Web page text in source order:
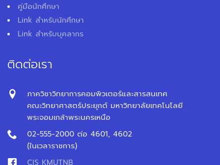
คู่มือนักศึกษา
Link สำหรับนักศึกษา
Link สำหรับบุคลากร
ติดต่อเรา
ภาควิชาวิทยาการคอมพิวเตอร์และสารสนเทศ
คณะวิทยาศาสตร์ประยุกต์ มหาวิทยาลัยเทคโนโลยี
พระจอมเกล้าพระนครเหนือ
02-555-2000 ต่อ 4601, 4602
(ในเวลาราชการ)
CIS KMUTNB